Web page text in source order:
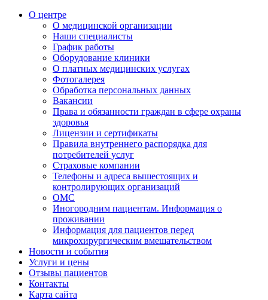
О центре
О медицинской организации
Наши специалисты
График работы
Оборудование клиники
О платных медицинских услугах
Фотогалерея
Обработка персональных данных
Вакансии
Права и обязанности граждан в сфере охраны
здоровья
Лицензии и сертификаты
Правила внутреннего распорядка для
потребителей услуг
Страховые компании
Телефоны и адреса вышестоящих и
контролирующих организаций
ОМС
Иногородним пациентам. Информация о
проживании
Информация для пациентов перед
микрохирургическим вмешательством
Новости и события
Услуги и цены
Отзывы пациентов
Контакты
Карта сайта